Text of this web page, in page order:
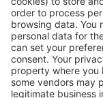
Ofertă
Planifică
Rezervare